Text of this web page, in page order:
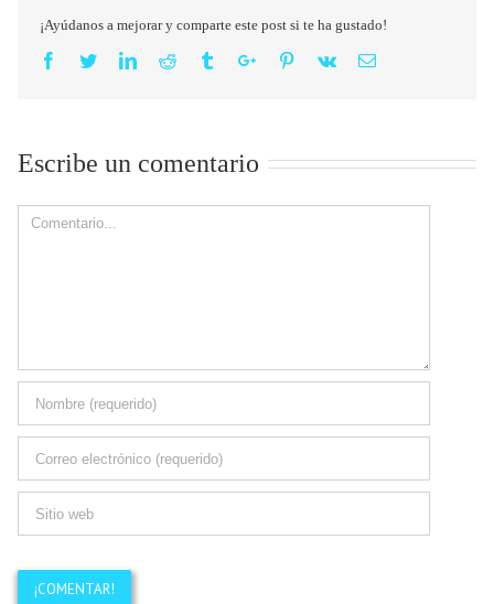
¡Ayúdanos a mejorar y comparte este post si te ha gustado!
Facebook
TwitterLinkedinReddit TumblrGoogle+Pinterest
Vk Email
Escribe un comentario
Comment